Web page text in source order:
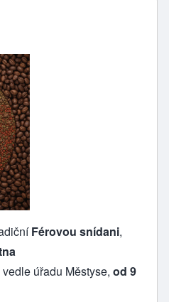
Férovou snídani,
úřadu Městyse, od 9